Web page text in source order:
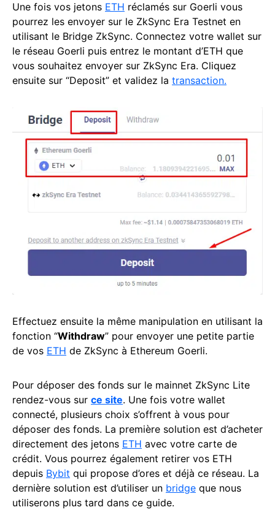
Une fois vos jetons ETH réclamés sur Goerli vous
pourrez les envoyer sur le ZkSync Era Testnet en
utilisant le Bridge ZkSync. Connectez votre wallet sur
le réseau Goerli puis entrez le montant d’ETH que
vous souhaitez envoyer sur ZkSync Era. Cliquez
ensuite sur “Deposit” et validez la transaction.
Effectuez ensuite la même manipulation en utilisant la
fonction “Withdraw” pour envoyer une petite partie
de vos ETH de ZkSync à Ethereum Goerli.
Pour déposer des fonds sur le mainnet ZkSync Lite
rendez-vous sur ce site. Une fois votre wallet
connecté, plusieurs choix s’offrent à vous pour
déposer des fonds. La première solution est d’acheter
directement des jetons ETH avec votre carte de
crédit. Vous pourrez également retirer vos ETH
depuis Bybit qui propose d’ores et déjà ce réseau. La
dernière solution est d’utiliser un bridge que nous
utiliserons plus tard dans ce guide.